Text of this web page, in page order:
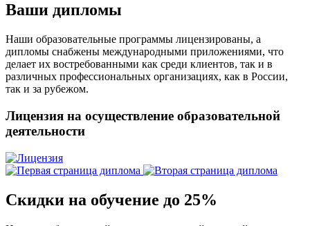
Ваши дипломы
Наши образовательные программы лицензированы, а
дипломы снабжены международными приложениями, что
делает их востребованными как среди клиентов, так и в
различных профессиональных организациях, как в России,
так и за рубежом.
Лицензия на осуществление образовательной
деятельности
Скидки на обучение до 25%